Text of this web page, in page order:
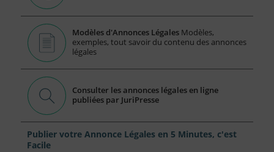
Modèles d'Annonces Légales Modèles,
exemples, tout savoir du contenu des annonces
légales
Consulter les annonces légales en ligne
publiées par JuriPresse
Publier votre Annonce Légales en 5 Minutes, c'est
Facile